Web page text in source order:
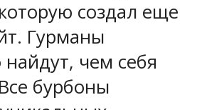
создал еще
Гурманы
чем себя
бурбоны